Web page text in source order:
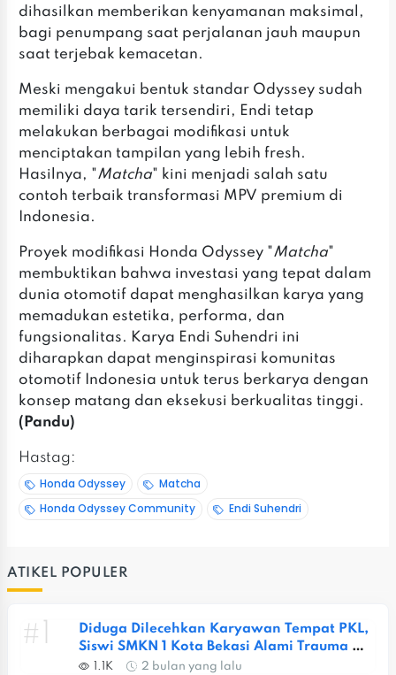
dihasilkan memberikan kenyamanan maksimal,
bagi penumpang saat perjalanan jauh maupun
saat terjebak kemacetan.
Meski mengakui bentuk standar Odyssey sudah
memiliki daya tarik tersendiri, Endi tetap
melakukan berbagai modifikasi untuk
menciptakan tampilan yang lebih fresh.
Hasilnya, "Matcha" kini menjadi salah satu
contoh terbaik transformasi MPV premium di
Indonesia.
Proyek modifikasi Honda Odyssey "Matcha"
membuktikan bahwa investasi yang tepat dalam
dunia otomotif dapat menghasilkan karya yang
memadukan estetika, performa, dan
fungsionalitas. Karya Endi Suhendri ini
diharapkan dapat menginspirasi komunitas
otomotif Indonesia untuk terus berkarya dengan
konsep matang dan eksekusi berkualitas tinggi.
(Pandu)
Hastag:
Honda Odyssey
Matcha
Honda Odyssey Community
Endi Suhendri
ATIKEL POPULER
#1
Diduga Dilecehkan Karyawan Tempat PKL,
Siswi SMKN 1 Kota Bekasi Alami Trauma
Berat
1.1K 2 bulan yang lalu